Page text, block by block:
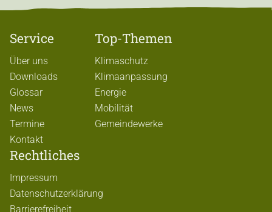
Service
Über uns
Downloads
Glossar
News
Termine
Kontakt
Top-Themen
Klimaschutz
Klimaanpassung
Energie
Mobilität
Gemeindewerke
Rechtliches
Impressum
Datenschutzerklärung
Barrierefreiheit